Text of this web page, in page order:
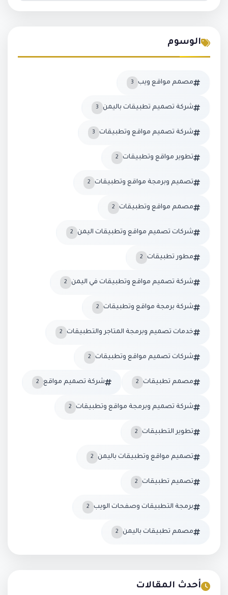
الوسوم
مصمم مواقع ويب 3
شركة تصميم تطبيقات باليمن 3
شركة تصميم مواقع وتطبيقات 3
تطوير مواقع وتطبيقات 2
تصميم وبرمجة مواقع وتطبيقات 2
مصمم مواقع وتطبيقات 2
شركات تصميم مواقع وتطبيقات اليمن 2
مطور تطبيقات 2
شركة تصميم مواقع وتطبيقات في اليمن 2
شركة برمجة مواقع وتطبيقات 2
خدمات تصميم وبرمجة المتاجر والتطبيقات 2
شركات تصميم مواقع وتطبيقات 2
مصمم تطبيقات 2 شركة تصميم مواقع 2
شركة تصميم وبرمجة مواقع وتطبيقات 2
تطوير التطبيقات 2
تصميم مواقع وتطبيقات باليمن 2
تصميم تطبيقات 2
برمجة التطبيقات وصفحات الويب 2
مصمم تطبيقات باليمن 2
أحدث المقالات